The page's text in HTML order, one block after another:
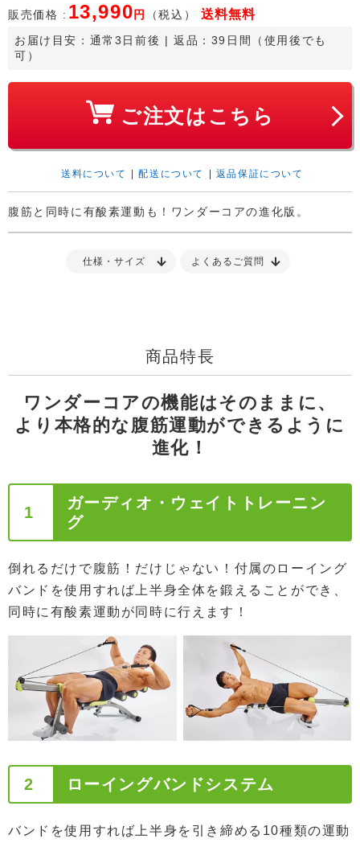
販売価格 : 13,990 円 （税込） 送料無料
お届け目安： 通常3日前後 | 返品：39日間（使用後でも
可）
ご注文はこちら
送料について |配送について 返品保証について
腹筋と同時に有酸素運動も！ワンダーコアの進化版。
仕様・サイズ よくあるご質問
商品特長
ワンダーコアの機能はそのままに、
より本格的な腹筋運動ができるように
進化！
1
ガーディオ・ウェイトトレーニン
グ
倒れるだけで腹筋！だけじゃない！付属のローイング
バンドを使用すれば上半身全体を鍛えることができ、
同時に有酸素運動が同時に行えます！
2 ローイングバンドシステム
バンドを使用すれば上半身を引き締める10種類の運動